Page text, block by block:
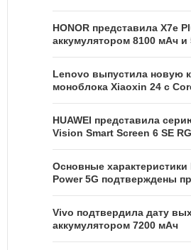
HONOR представила X7e
аккумулятором 8100 мАч
Lenovo выпустила новую
моноблока Xiaoxin 24 с
HUAWEI представила
Vision Smart Screen 6 SE
Основные характеристики
Power 5G подтверждены
Vivo подтвердила дату
аккумулятором 7200 мАч